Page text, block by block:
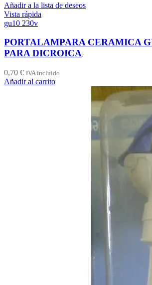
Añadir a la lista de deseos
Vista rápida
gu10 230v
PORTALAMPARA CERAMICA
PARA DICROICA
0,70 € IVA incluido
Añadir al carrito